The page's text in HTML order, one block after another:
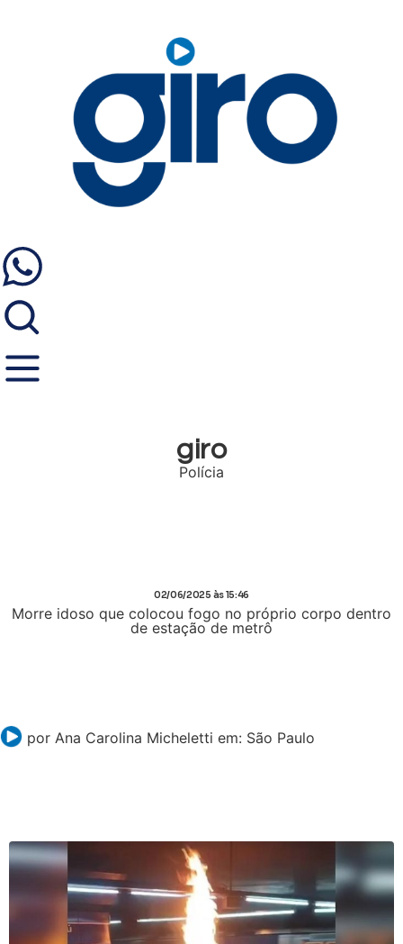
giro
Polícia
02/06/2025 às 15:46
Morre idoso que colocou fogo no próprio corpo dentro
de estação de metrô
por Ana Carolina Micheletti em: São Paulo